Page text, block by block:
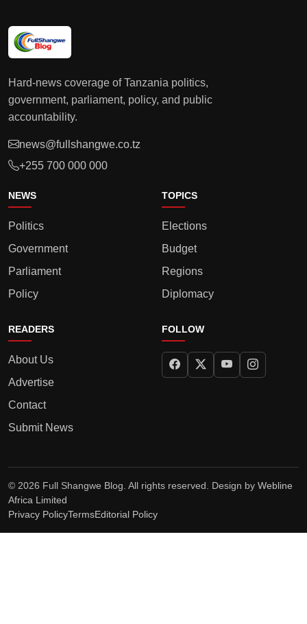
Hard-news coverage of Tanzania politics,
government, parliament, policy, and public
accountability.
news@fullshangwe.co.tz
+255 700 000 000
NEWS
Politics
Government
Parliament
Policy
TOPICS
Elections
Budget
Regions
Diplomacy
READERS
About Us
Advertise
Contact
Submit News
FOLLOW
© 2026 Full Shangwe Blog. All rights reserved. Design by Webline
Africa Limited
Privacy PolicyTermsEditorial Policy